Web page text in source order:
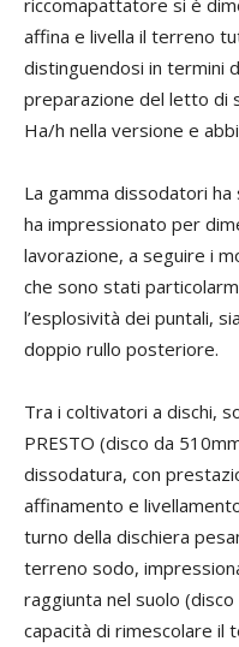
affina e livella il terreno
distinguendosi in termini
preparazione del letto di
Ha/h nella versione e
La gamma dissodatori
ha impressionato per
lavorazione, a seguire i
che sono stati
l’esplosività dei puntali,
doppio rullo posteriore.
Tra i coltivatori a dischi,
PRESTO (disco da
dissodatura, con
affinamento e
turno della dischiera
terreno sodo,
raggiunta nel suolo
capacità di rimescolare il